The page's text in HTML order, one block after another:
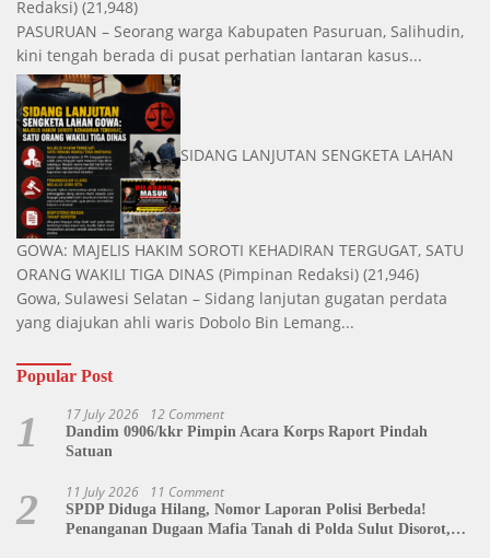
Redaksi) (21,948)
PASURUAN – Seorang warga Kabupaten Pasuruan, Salihudin,
kini tengah berada di pusat perhatian lantaran kasus...
SIDANG LANJUTAN SENGKETA LAHAN
GOWA: MAJELIS HAKIM SOROTI KEHADIRAN TERGUGAT, SATU
ORANG WAKILI TIGA DINAS (Pimpinan Redaksi) (21,946)
Gowa, Sulawesi Selatan – Sidang lanjutan gugatan perdata
yang diajukan ahli waris Dobolo Bin Lemang...
Popular Post
1 17 July 2026 12 Comment
Dandim 0906/kkr Pimpin Acara Korps Raport Pindah
Satuan
2 11 July 2026 11 Comment
SPDP Diduga Hilang, Nomor Laporan Polisi Berbeda!
Penanganan Dugaan Mafia Tanah di Polda Sulut Disorot,